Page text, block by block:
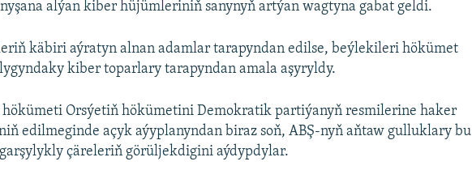
alýan kiber hüjümleriniň sanynyň artýan wagtyna gabat geldi.
käbiri aýratyn alnan adamlar tarapyndan edilse, beýlekileri hökümet
kiber toparlary tarapyndan amala aşyryldy.
Orsýetiň hökümetini Demokratik partiýanyň resmilerine haker
edilmeginde açyk aýyplanyndan biraz soň, ABŞ-nyň aňtaw gulluklary bu
çäreleriň görüljekdigini aýdypdylar.